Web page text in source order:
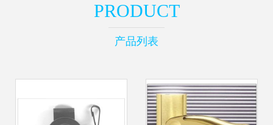
PRODUCT
产品列表